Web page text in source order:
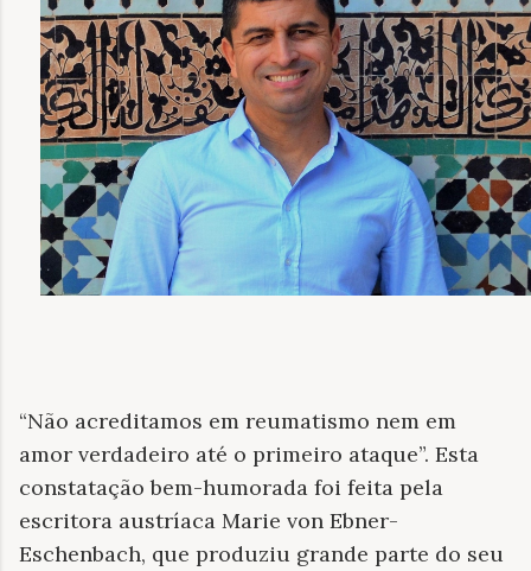
“Não acreditamos em reumatismo nem em
amor verdadeiro até o primeiro ataque”. Esta
constatação bem-humorada foi feita pela
escritora austríaca Marie von Ebner-
Eschenbach, que produziu grande parte do seu